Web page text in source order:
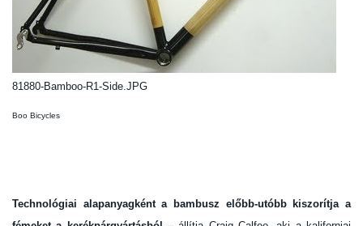
81880-Bamboo-R1-Side.JPG
Boo Bicycles
Technológiai alapanyagként a bambusz előbb-utóbb kiszorítja a